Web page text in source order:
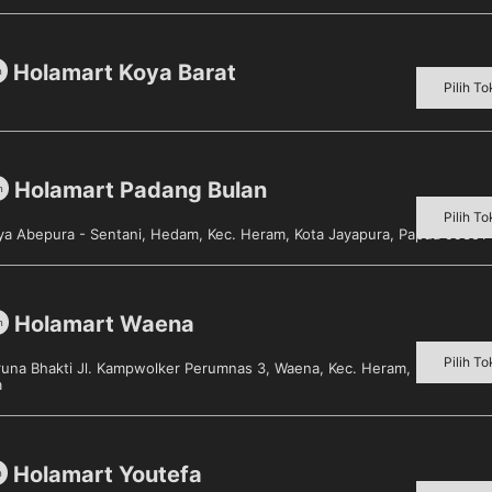
Holamart Koya Barat
Pilih
Holamart Padang Bulan
Abepura - Sentani, Hedam, Kec. Heram, Kota Jayapura, Papua 99351
Pilih
Holamart Waena
Bhakti Jl. Kampwolker Perumnas 3, Waena, Kec. Heram, Kota Pilih
Holamart Youtefa